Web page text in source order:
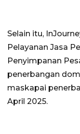
Selain itu,
Pelayanan Jasa
Penyimpanan
penerbangan
maskapai
April 2025.